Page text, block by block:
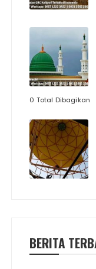
0 Total Dibagikan
BERITA